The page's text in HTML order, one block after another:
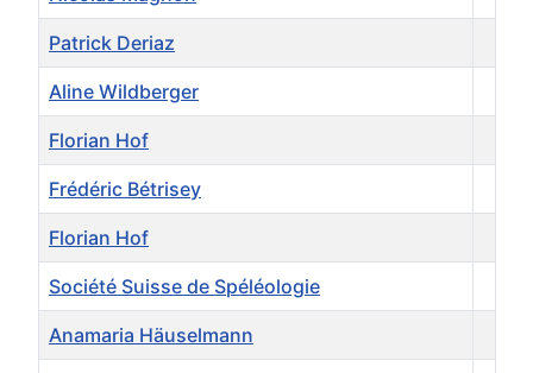
Patrick Deriaz
Aline Wildberger
Florian Hof
Frédéric Bétrisey
Florian Hof
Société Suisse de Spéléologie
Anamaria Häuselmann